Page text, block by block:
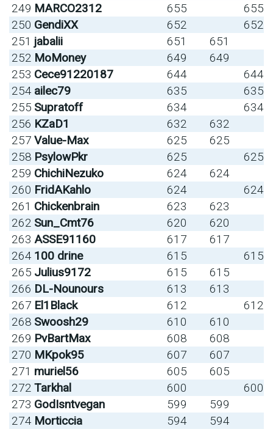
249 MARCO2312 655
655
250 GendiXX 652
652
251 jabalii 651
651
252 MoMoney 649
649
253 Cece91220187 644
644
254 ailec79 635
635
255 Supratoff 634
634
256 KZaD1 632
632
257 Value-Max 625
625
258 PsylowPkr 625
625
259 ChichiNezuko 624
624
260 FridAKahlo 624
624
261 Chickenbrain 623
623
262 Sun_Cmt76 620
620
263 ASSE91160 617
617
264 100 drine 615
615
265 Julius9172 615
615
266 DL-Nounours 613
613
267 El1Black 612
612
268 Swoosh29 610
610
269 PvBartMax 608
608
270 MKpok95 607
607
271 muriel56 605
605
272 Tarkhal 600
600
273 GodIsntvegan 599
599
274 Morticcia 594
594